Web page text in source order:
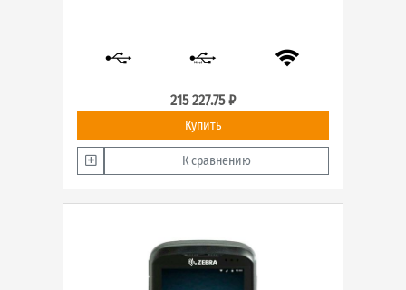
215 227.75 ₽
Купить
К сравнению